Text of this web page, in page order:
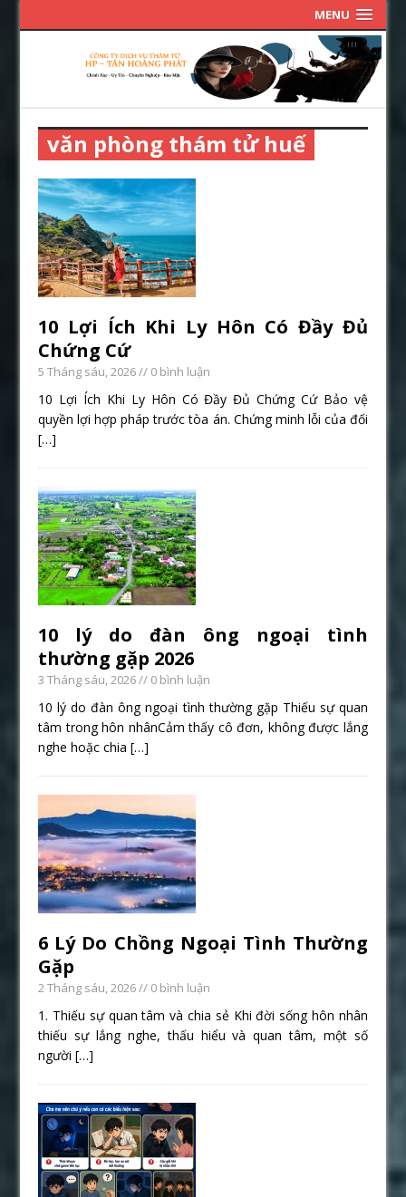
MENU
văn phòng thám tử huế
10 Lợi Ích Khi Ly Hôn Có Đầy Đủ
Chứng Cứ
5 Tháng sáu, 2026// 0 bình luận
10 Lợi Ích Khi Ly Hôn Có Đầy Đủ Chứng Cứ Bảo vệ
quyền lợi hợp pháp trước tòa án. Chứng minh lỗi của đối
[…]
10 lý do đàn ông ngoại tình
thường gặp 2026
3 Tháng sáu, 2026// 0 bình luận
10 lý do đàn ông ngoại tình thường gặp Thiếu sự quan
tâm trong hôn nhânCảm thấy cô đơn, không được lắng
nghe hoặc chia[…]
6 Lý Do Chồng Ngoại Tình Thường
Gặp
2 Tháng sáu, 2026// 0 bình luận
1. Thiếu sự quan tâm và chia sẻ Khi đời sống hôn nhân
thiếu sự lắng nghe, thấu hiểu và quan tâm, một số
người[…]